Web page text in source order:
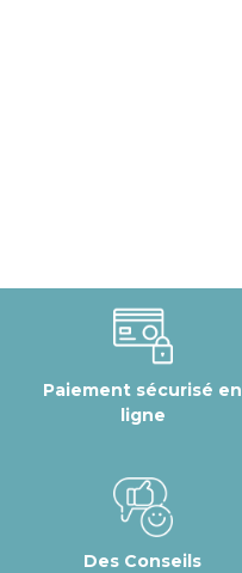
Paiement sécurisé en
ligne
Des Conseils